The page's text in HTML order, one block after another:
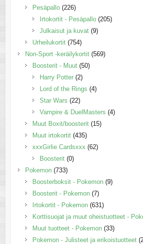
Pesäpallo (226)
Irtokortit - Pesäpallo (205)
Julkaisut ja kuvat (9)
Urheilukortit (754)
Non-Sport -keräilykortit (569)
Boosterit - Muut (50)
Harry Potter (2)
Lord of the Rings (4)
Star Wars (22)
Vampire & DuelMasters (4)
Muut Boxit/boosterit (15)
Muut irtokortit (435)
xxxGirlie Cardsxxx (62)
Boosterit (0)
Pokemon (733)
Boosterboksit - Pokemon (9)
Boosterit - Pokemon (7)
Irtokortit - Pokemon (631)
Korttisuojat ja muut oheistuotteet -
Muut tuotteet - Pokemon (33)
Pokemon - Julisteet ja erikoistuotteet